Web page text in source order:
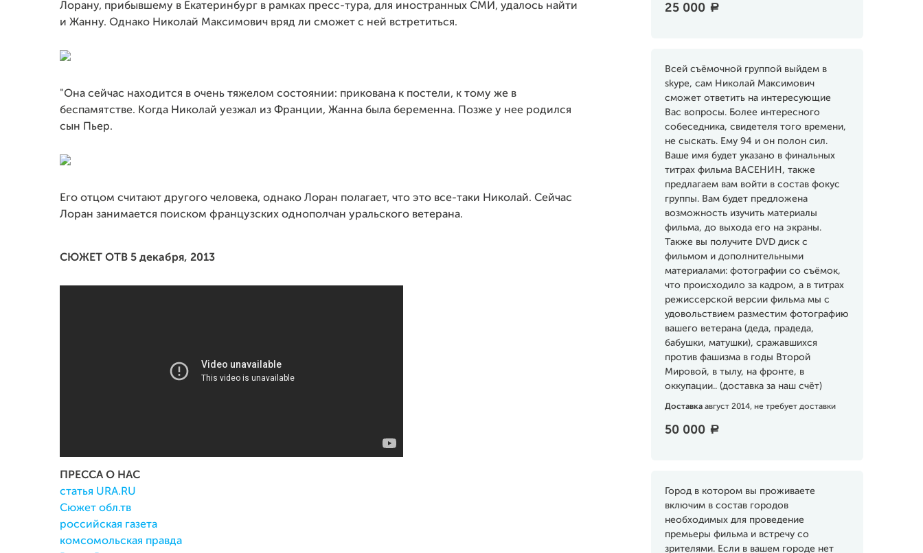
25 000 a
Всей съёмочной группой выйдем в
skype, сам Николай Максимович
сможет ответить на интересующие
Вас вопросы. Более интересного
собеседника, свидетеля того времени,
не сыскать. Ему 94 и он полон сил.
Ваше имя будет указано в финальных
титрах фильма ВАСЕНИН, также
предлагаем вам войти в состав фокус
группы. Вам будет предложена
возможность изучить материалы
фильма, до выхода его на экраны.
Также вы получите DVD диск с
фильмом и дополнительными
материалами: фотографии со съёмок,
что происходило за кадром, а в титрах
режиссерской версии фильма мы с
удовольствием разместим фотографию
вашего ветерана (деда, прадеда,
бабушки, матушки), сражавшихся
против фашизма в годы Второй
Мировой, в тылу, на фронте, в
оккупации.. (доставка за наш счёт)
Доставка август 2014, не требует доставки
50 000 a
Город в котором вы проживаете
включим в состав городов
необходимых для проведение
премьеры фильма и встречу со
зрителями. Если в вашем городе нет
Лорану, прибывшему в Екатеринбург в рамках пресс-тура, для иностранных СМИ, удалось найти
и Жанну. Однако Николай Максимович вряд ли сможет с ней встретиться.
"Она сейчас находится в очень тяжелом состоянии: прикована к постели, к тому же в
беспамятстве. Когда Николай уезжал из Франции, Жанна была беременна. Позже у нее родился
сын Пьер.
Его отцом считают другого человека, однако Лоран полагает, что это все-таки Николай. Сейчас
Лоран занимается поиском французских однополчан уральского ветерана.
СЮЖЕТ ОТВ 5 декабря, 2013
ПРЕССА О НАС
статья URA.RU
Сюжет обл.тв
российская газета
комсомольская правда